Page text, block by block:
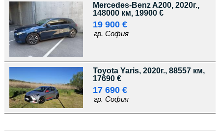
Mercedes-Benz A200, 2020г.,
148000 км, 19900 €
19 900 €
гр. София
Toyota Yaris, 2020г., 88557 км,
17690 €
17 690 €
гр. София